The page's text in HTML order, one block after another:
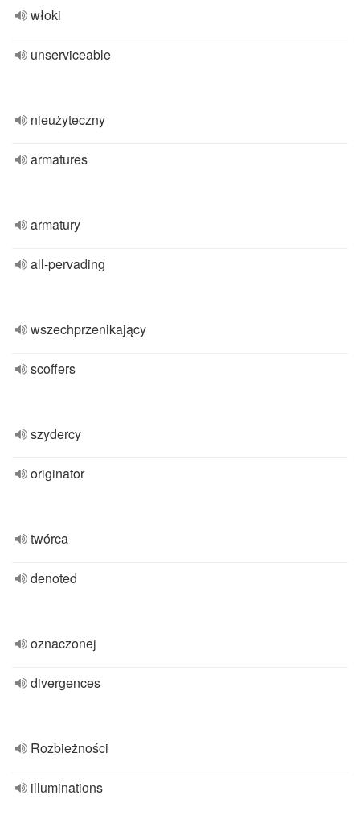
włoki
unserviceable
nieużyteczny
armatures
armatury
all-pervading
wszechprzenikający
scoffers
szydercy
originator
twórca
denoted
oznaczonej
divergences
Rozbieżności
illuminations